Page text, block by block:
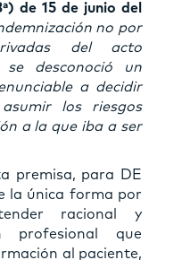
de 15 de junio del
no por
del acto
desconoció un
a decidir
los riesgos
a la que iba a ser
para DE
la única forma por
racional y
profesional que
al paciente,